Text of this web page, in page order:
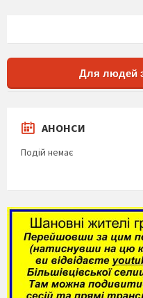
Для людей
АНОНСИ
Подій немає